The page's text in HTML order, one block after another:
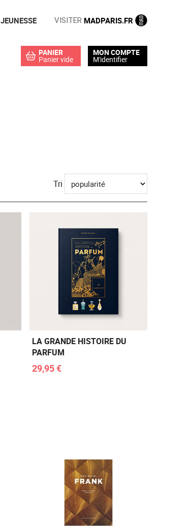
PANIER
Panier vide
MON COMPTE
M'identifier
JEUNESSE VISITERMADPARIS.FR
Tri
LA GRANDE HISTOIRE DU
PARFUM
29,95 €